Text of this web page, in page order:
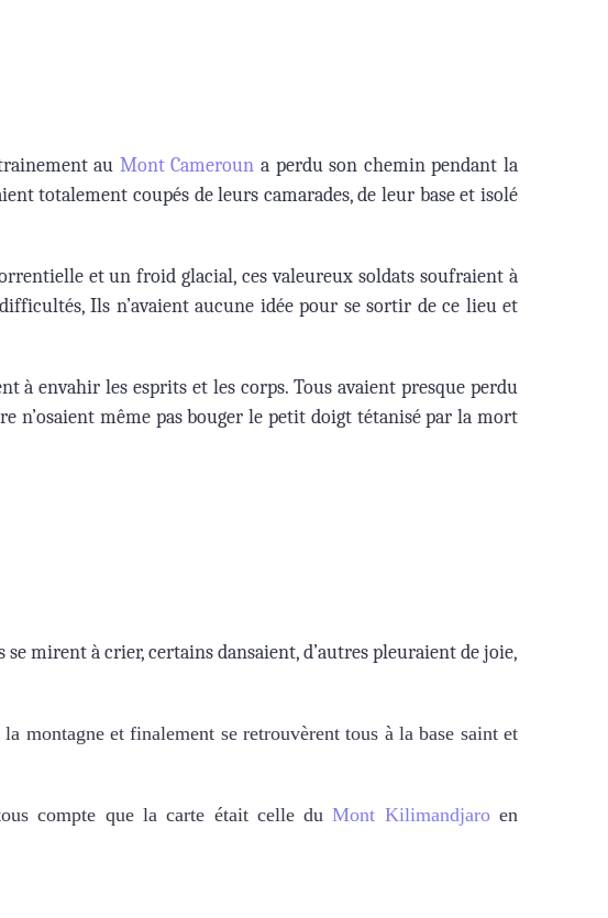
au Mont Cameroun a perdu son chemin pendant la
totalement coupés de leurs camarades, de leur base et isolé
et un froid glacial, ces valeureux soldats soufraient à
Ils n’avaient aucune idée pour se sortir de ce lieu et
à envahir les esprits et les corps. Tous avaient presque perdu
n’osaient même pas bouger le petit doigt tétanisé par la mort
mirent à crier, certains dansaient, d’autres pleuraient de joie,
montagne et finalement se retrouvèrent tous à la base saint et
compte que la carte était celle du Mont Kilimandjaroen